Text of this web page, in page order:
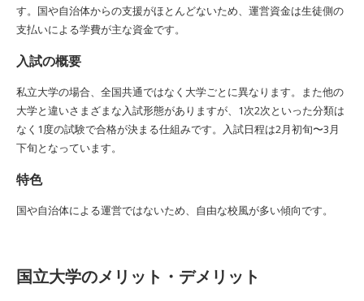
す。国や自治体からの支援がほとんどないため、運営資金は生徒側の
支払いによる学費が主な資金です。
入試の概要
私立大学の場合、全国共通ではなく大学ごとに異なります。また他の
大学と違いさまざまな入試形態がありますが、1次2次といった分類は
なく1度の試験で合格が決まる仕組みです。入試日程は2月初旬〜3月
下旬となっています。
特色
国や自治体による運営ではないため、自由な校風が多い傾向です。
国立大学のメリット・デメリット